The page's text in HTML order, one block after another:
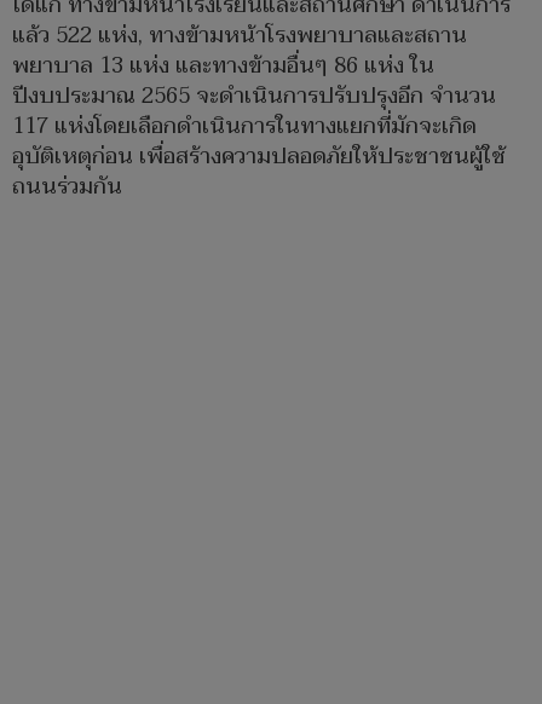
แล้ว 522 แห่ง, ทางข้ามหน้าโรงพยาบาลและสถาน
พยาบาล 13 แห่ง และทางข้ามอื่นๆ 86 แห่ง ใน
ปีงบประมาณ 2565 จะดำเนินการปรับปรุงอีก จำนวน
117 แห่งโดยเลือกดำเนินการในทางแยกที่มักจะเกิด
อุบัติเหตุก่อน เพื่อสร้างความปลอดภัยให้ประชาชนผู้ใช้
ถนนร่วมกัน